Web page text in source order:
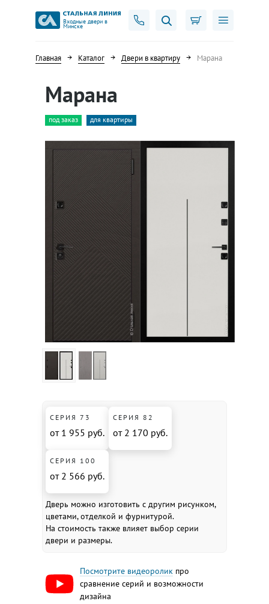
Входные двери в
Минске
Главная Каталог Двери в квартиру Марана
Марана
под заказ для квартиры
СЕРИЯ 73
от 1 955 руб.
СЕРИЯ 82
от 2 170 руб.
СЕРИЯ 100
от 2 566 руб.
Дверь можно изготовить с другим рисунком,
цветами, отделкой и фурнитурой.
На стоимость также влияет выбор серии
двери и размеры.
Посмотрите видеоролик про
сравнение серий и возможности
дизайна